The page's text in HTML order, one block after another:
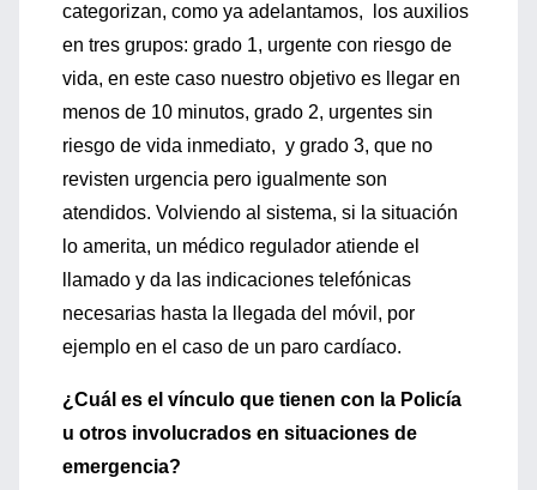
categorizan, como ya adelantamos, los auxilios
en tres grupos: grado 1, urgente con riesgo de
vida, en este caso nuestro objetivo es llegar en
menos de 10 minutos, grado 2, urgentes sin
riesgo de vida inmediato, y grado 3, que no
revisten urgencia pero igualmente son
atendidos. Volviendo al sistema, si la situación
lo amerita, un médico regulador atiende el
llamado y da las indicaciones telefónicas
necesarias hasta la llegada del móvil, por
ejemplo en el caso de un paro cardíaco.
¿Cuál es el vínculo que tienen con la Policía
u otros involucrados en situaciones de
emergencia?